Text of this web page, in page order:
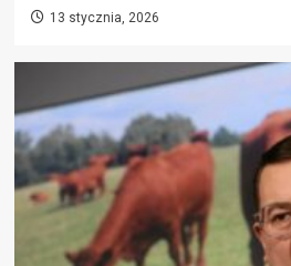
13 stycznia, 2026